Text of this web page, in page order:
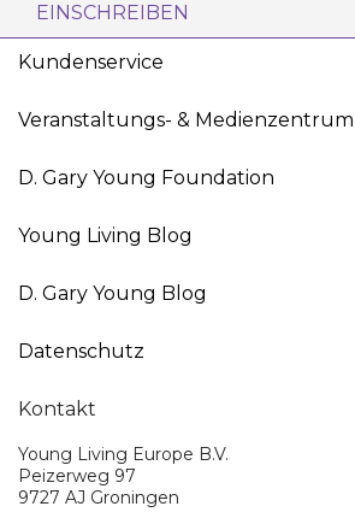
EINSCHREIBEN
Kundenservice
Veranstaltungs- & Medienzentrum
D. Gary Young Foundation
Young Living Blog
D. Gary Young Blog
Datenschutz
Kontakt
Young Living Europe B.V.
Peizerweg 97
9727 AJ Groningen